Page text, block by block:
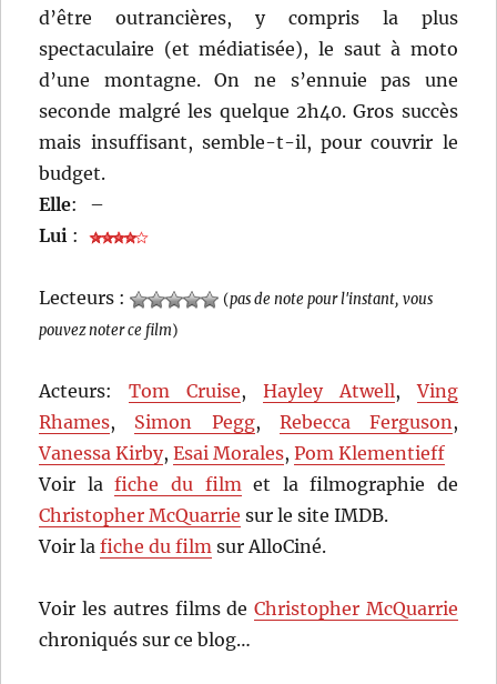
d’être outrancières, y compris la plus
spectaculaire (et médiatisée), le saut à moto
d’une montagne. On ne s’ennuie pas une
seconde malgré les quelque 2h40. Gros succès
mais insuffisant, semble-t-il, pour couvrir le
budget.
Elle:
–
Lui :
Lecteurs : (pas de note pour l'instant, vous
pouvez noter ce film)
Acteurs:Tom Cruise, Hayley Atwell,Ving
Rhames, Simon Pegg, Rebecca Ferguson,
Vanessa Kirby,Esai Morales,Pom Klementieff
Voir lafiche du filmet la filmographie de
Christopher McQuarrie sur le site IMDB.
Voir lafiche du film sur AlloCiné.
Voir les autres films de Christopher McQuarrie
chroniqués sur ce blog…